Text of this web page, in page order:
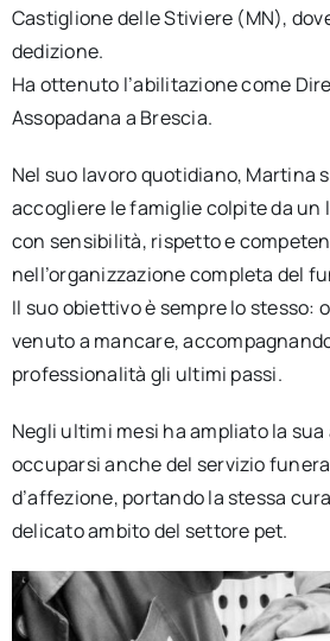
Castiglione delle Stiviere (MN),
dedizione.
Ha ottenuto l’abilitazione come
Assopadana a Brescia.
Nel suo lavoro quotidiano, Martina
accogliere le famiglie colpite da
con sensibilità, rispetto e
nell’organizzazione completa del
Il suo obiettivo è sempre lo stesso:
venuto a mancare,
professionalità gli ultimi passi.
Negli ultimi mesi ha ampliato la
occuparsi anche del servizio
d’affezione, portando la stessa
delicato ambito del settore pet.